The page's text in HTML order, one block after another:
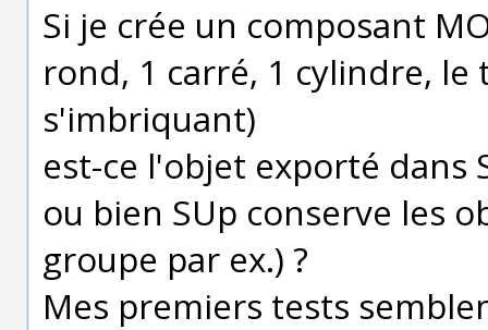
Si je crée un composant
rond, 1 carré, 1 cylindre,
s'imbriquant)
est-ce l'objet exporté dans
ou bien SUp conserve les
groupe par ex.) ?
Mes premiers tests